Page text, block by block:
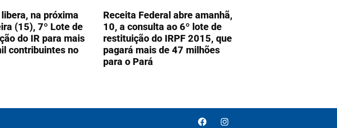
na próxima
(15), 7º Lote de
do IR para mais
contribuintes no
Receita Federal abre amanhã,
10, a consulta ao 6º lote de
restituição do IRPF 2015, que
pagará mais de 47 milhões
para o Pará